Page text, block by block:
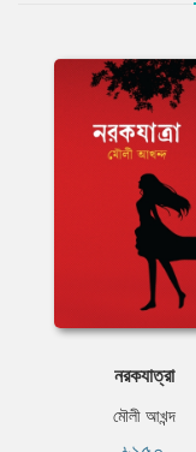
নরকযাত্রা
মৌলী আখন্দ